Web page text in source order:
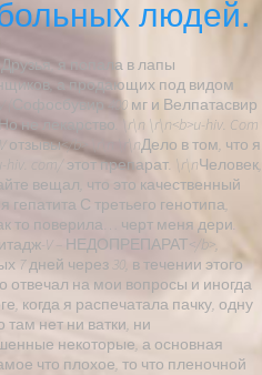
людей.
я попала в лапы
а продающих под видом
(Софосбувир 400 мг и Велпатасвир
не лекарство. \r\n \r\n<b>u-hiv. Com
отзывы</b> \r\n \r\nДело в том, что я
com/ этот препарат. \r\nЧеловек,
вещал, что это качественный
С третьего генотипа,
то поверила… черт меня дери.
V – НЕДОПРЕПАРАТ</b>,
дней через 30, в течении этого
отвечал на мои вопросы и иногда
когда я распечатала пачку, одну
там нет ни ватки, ни
некоторые, а основная
что плохое, то что пленочной